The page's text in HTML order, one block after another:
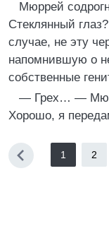
Мюррей
Стеклянный
случае, не эту
напомнившую о
собственные
— Грех… —
Хорошо, я
1 2